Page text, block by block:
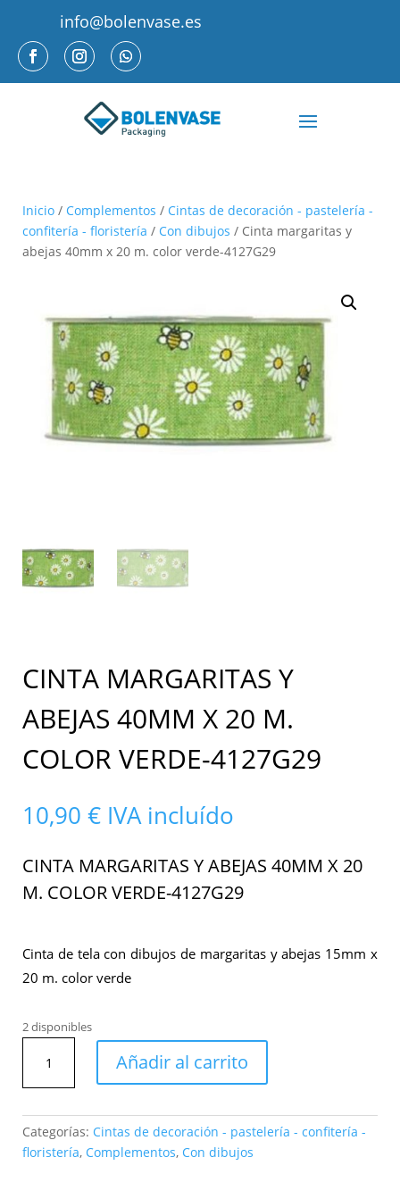
info@bolenvase.es
Inicio / Complementos / Cintas de decoración - pastelería -
confitería - floristería / Con dibujos / Cinta margaritas y
abejas 40mm x 20 m. color verde-4127G29
CINTA MARGARITAS Y
ABEJAS 40MM X 20 M.
COLOR VERDE-4127G29
10,90 € IVA incluído
CINTA MARGARITAS Y ABEJAS 40MM X 20
M. COLOR VERDE-4127G29
Cinta de tela con dibujos de margaritas y abejas 15mm x
20 m. color verde
2 disponibles
margaritas
y
40mm
x
Añadir al carrito
Categorías: Cintas de decoración - pastelería - confitería -
floristería, Complementos, Con dibujos